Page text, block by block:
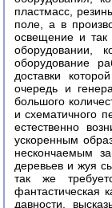
пластмасс,
поле, а в
освещение и так
оборудовании,
оборудование
доставки
очередь и
большого
и схематичного
естественно
ускоренным
нескончаемым
деревьев и жуя
так же
фантастическая
давности,